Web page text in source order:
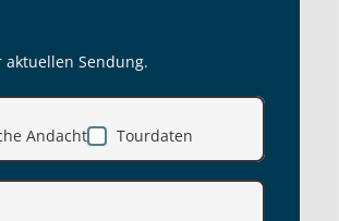
Sendung.
Andacht Tourdaten